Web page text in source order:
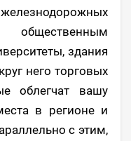
здания
него торговых
облегчат вашу
в регионе и
с этим,